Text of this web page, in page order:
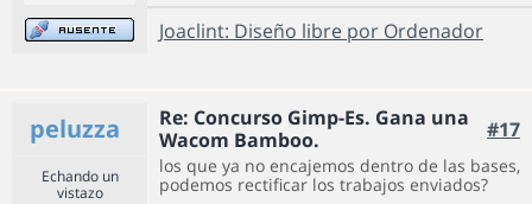
Joaclint: Diseño libre por Ordenador
peluzza
Re: Concurso Gimp-Es. Gana una
Wacom Bamboo.
#17
Echando un
vistazo
los que ya no encajemos dentro de las bases,
podemos rectificar los trabajos enviados?